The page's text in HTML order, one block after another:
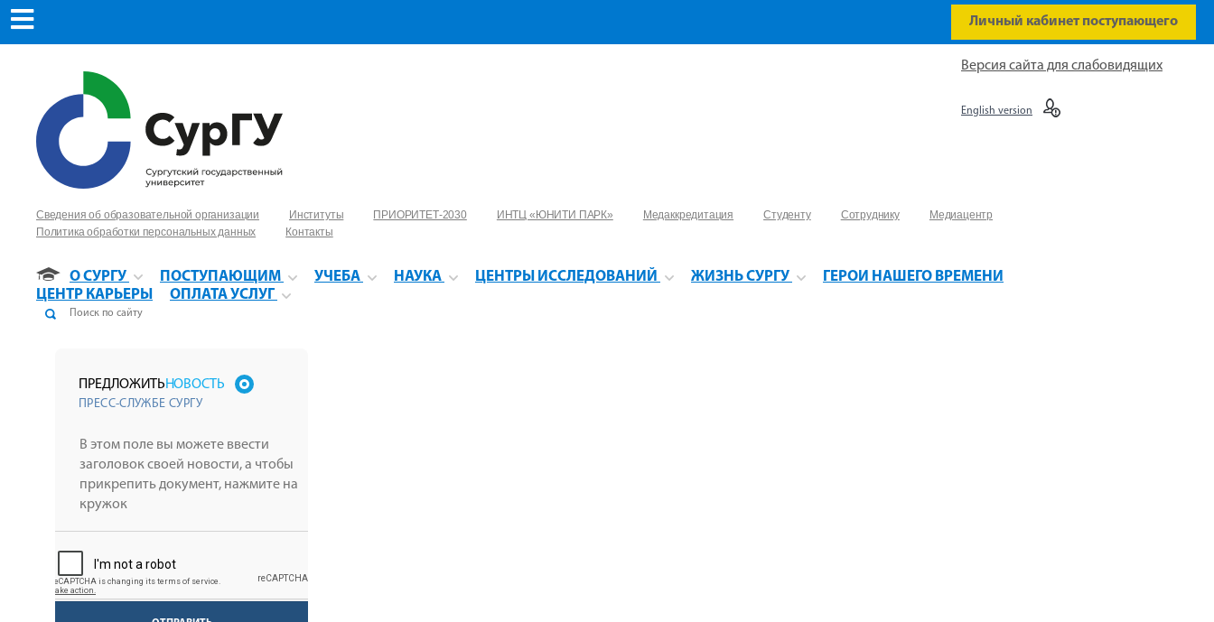
Личный кабинет поступающего
Сведения об образовательной организации Институты ПРИОРИТЕТ-2030 ИНТЦ «ЮНИТИ ПАРК» Медаккредитация Студенту Сотруднику
Медиацентр
Политика обработки персональных данных
Контакты
О СУРГУ ПОСТУПАЮЩИМ УЧЕБА НАУКА ЦЕНТРЫ ИССЛЕДОВАНИЙ ЖИЗНЬ СУРГУ
ГЕРОИ НАШЕГО ВРЕМЕНИ
ЦЕНТР КАРЬЕРЫ
ОПЛАТА УСЛУГ
Версия сайта для слабовидящих
English version
ПРЕДЛОЖИТЬНОВОСТЬ
ПРЕСС-СЛУЖБЕ СУРГУ